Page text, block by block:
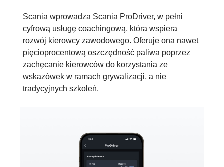
Scania wprowadza Scania ProDriver, w pełni
cyfrową usługę coachingową, która wspiera
rozwój kierowcy zawodowego. Oferuje ona nawet
pięcioprocentową oszczędność paliwa poprzez
zachęcanie kierowców do korzystania ze
wskazówek w ramach grywalizacji, a nie
tradycyjnych szkoleń.